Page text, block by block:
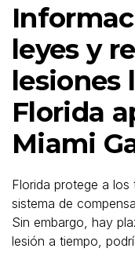
leyes y
lesiones
Florida
Miami
Florida protege a
sistema de
Sin embargo, hay
lesión a tiempo,